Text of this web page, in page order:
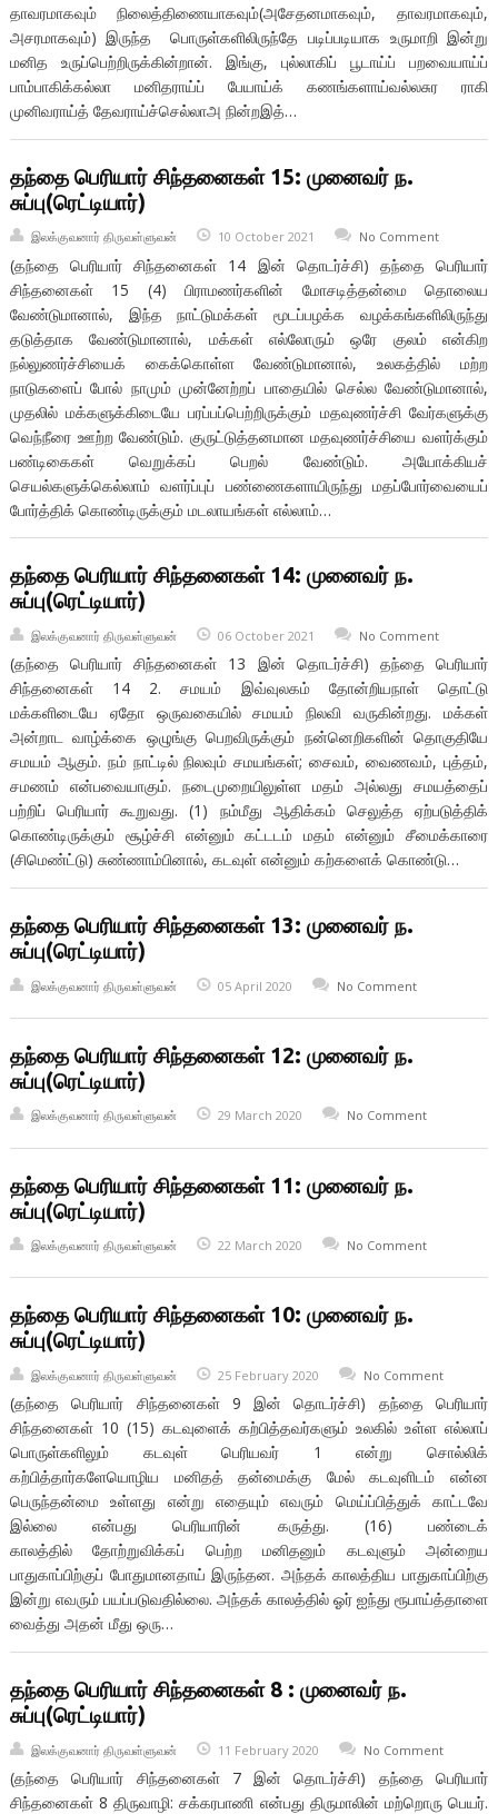
தாவரமாகவும் நிலைத்திணையாகவும்(அசேதனமாகவும், தாவரமாகவும்,
அசரமாகவும்) இருந்த பொருள்களிலிருந்தே படிப்படியாக உருமாறி இன்று
மனித உருப்பெற்றிருக்கின்றான். இங்கு, புல்லாகிப் பூடாய்ப் பறவையாய்ப்
பாம்பாகிக்கல்லா மனிதராய்ப் பேயாய்க் கணங்களாய்வல்லசுர ராகி
முனிவராய்த் தேவராய்ச்செல்லாஅ நின்றஇத்…
தந்தை பெரியார் சிந்தனைகள் 15: முனைவர் ந.
சுப்பு(ரெட்டியார்)
இலக்குவனார் திருவள்ளுவன் 10 October 2021 No Comment
(தந்தை பெரியார் சிந்தனைகள் 14 இன் தொடர்ச்சி) தந்தை பெரியார்
சிந்தனைகள் 15 (4) பிராமணர்களின் மோசடித்தன்மை தொலைய
வேண்டுமானால், இந்த நாட்டுமக்கள் மூடப்பழக்க வழக்கங்களிலிருந்து
தடுத்தாக வேண்டுமானால், மக்கள் எல்லோரும் ஒரே குலம் என்கிற
நல்லுணர்ச்சியைக் கைக்கொள்ள வேண்டுமானால், உலகத்தில் மற்ற
நாடுகளைப் போல் நாமும் முன்னேற்றப் பாதையில் செல்ல வேண்டுமானால்,
முதலில் மக்களுக்கிடையே பரப்பப்பெற்றிருக்கும் மதவுணர்ச்சி வேர்களுக்கு
வெந்நீரை ஊற்ற வேண்டும். குருட்டுத்தனமான மதவுணர்ச்சியை வளர்க்கும்
பண்டிகைகள் வெறுக்கப் பெறல் வேண்டும். அயோக்கியச்
செயல்களுக்கெல்லாம் வளர்ப்புப் பண்ணைகளாயிருந்து மதப்போர்வையைப்
போர்த்திக் கொண்டிருக்கும் மடலாயங்கள் எல்லாம்…
தந்தை பெரியார் சிந்தனைகள் 14: முனைவர் ந.
சுப்பு(ரெட்டியார்)
இலக்குவனார் திருவள்ளுவன் 06 October 2021 No Comment
(தந்தை பெரியார் சிந்தனைகள் 13 இன் தொடர்ச்சி) தந்தை பெரியார்
சிந்தனைகள் 14 2. சமயம் இவ்வுலகம் தோன்றியநாள் தொட்டு
மக்களிடையே ஏதோ ஒருவகையில் சமயம் நிலவி வருகின்றது. மக்கள்
அன்றாட வாழ்க்கை ஒழுங்கு பெறவிருக்கும் நன்னெறிகளின் தொகுதியே
சமயம் ஆகும். நம் நாட்டில் நிலவும் சமயங்கள்; சைவம், வைணவம், புத்தம்,
சமணம் என்பவையாகும். நடைமுறையிலுள்ள மதம் அல்லது சமயத்தைப்
பற்றிப் பெரியார் கூறுவது. (1) நம்மீது ஆதிக்கம் செலுத்த ஏற்படுத்திக்
கொண்டிருக்கும் சூழ்ச்சி என்னும் கட்டடம் மதம் என்னும் சீமைக்காரை
(சிமெண்ட்டு) சுண்ணாம்பினால், கடவுள் என்னும் கற்களைக் கொண்டு…
தந்தை பெரியார் சிந்தனைகள் 13: முனைவர் ந.
சுப்பு(ரெட்டியார்)
இலக்குவனார் திருவள்ளுவன் 05 April 2020 No Comment
தந்தை பெரியார் சிந்தனைகள் 12: முனைவர் ந.
சுப்பு(ரெட்டியார்)
இலக்குவனார் திருவள்ளுவன் 29 March 2020 No Comment
தந்தை பெரியார் சிந்தனைகள் 11: முனைவர் ந.
சுப்பு(ரெட்டியார்)
இலக்குவனார் திருவள்ளுவன் 22 March 2020 No Comment
தந்தை பெரியார் சிந்தனைகள் 10: முனைவர் ந.
சுப்பு(ரெட்டியார்)
இலக்குவனார் திருவள்ளுவன் 25 February 2020 No Comment
(தந்தை பெரியார் சிந்தனைகள் 9 இன் தொடர்ச்சி) தந்தை பெரியார்
சிந்தனைகள் 10 (15) கடவுளைக் கற்பித்தவர்களும் உலகில் உள்ள எல்லாப்
பொருள்களிலும் கடவுள் பெரியவர் 1 என்று சொல்லிக்
கற்பித்தார்களேயொழிய மனிதத் தன்மைக்கு மேல் கடவுளிடம் என்ன
பெருந்தன்மை உள்ளது என்று எதையும் எவரும் மெய்ப்பித்துக் காட்டவே
இல்லை என்பது பெரியாரின் கருத்து. (16) பண்டைக்
காலத்தில் தோற்றுவிக்கப் பெற்ற மனிதனும் கடவுளும் அன்றைய
பாதுகாப்பிற்குப் போதுமானதாய் இருந்தன. அந்தக் காலத்திய பாதுகாப்பிற்கு
இன்று எவரும் பயப்படுவதில்லை. அந்தக் காலத்தில் ஓர் ஐந்து ரூபாய்த்தாளை
வைத்து அதன் மீது ஒரு…
தந்தை பெரியார் சிந்தனைகள் 8 : முனைவர் ந.
சுப்பு(ரெட்டியார்)
இலக்குவனார் திருவள்ளுவன் 11 February 2020 No Comment
(தந்தை பெரியார் சிந்தனைகள் 7 இன் தொடர்ச்சி) தந்தை பெரியார்
சிந்தனைகள் 8 திருவாழி: சக்கரபாணி என்பது திருமாலின் மற்றொரு பெயர்.